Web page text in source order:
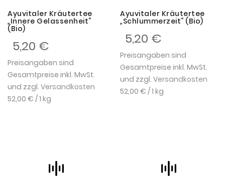
Ayuvitaler Kräutertee
„Innere Gelassenheit“
(Bio)
5,20 €
Preisangaben sind
Gesamtpreise inkl. MwSt.
und zzgl. Versandkosten
52,00 € / 1 kg
Ayuvitaler Kräutertee
„Schlummerzeit“ (Bio)
5,20 €
Preisangaben sind
Gesamtpreise inkl. MwSt.
und zzgl. Versandkosten
52,00 € / 1 kg